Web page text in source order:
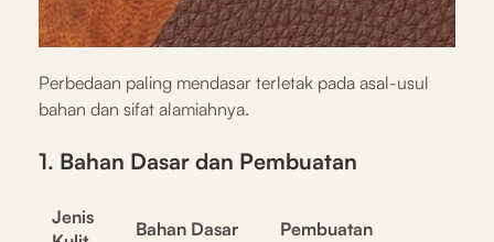
Perbedaan paling mendasar terletak pada asal-usul
bahan dan sifat alamiahnya.
1. Bahan Dasar dan Pembuatan
Jenis
Bahan Dasar Pembuatan